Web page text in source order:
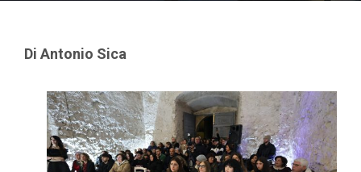
Di Antonio Sica